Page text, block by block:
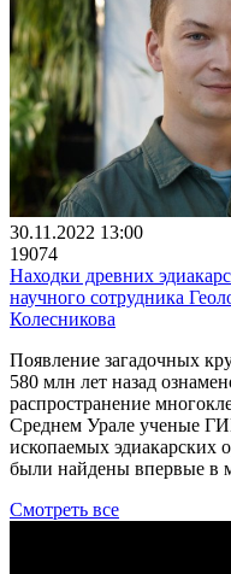
30.11.2022 13:00
19074
Находки древних
научного сотрудника
Колесникова
Появление загадочных
580 млн лет назад
распространение
Среднем Урале ученые
ископаемых эдиакарских
были найдены впервые в
Смотреть все